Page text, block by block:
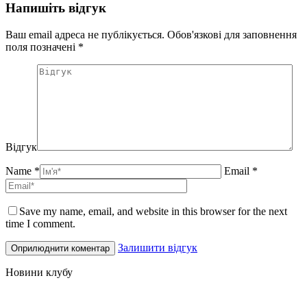
Напишіть відгук
Ваш email адреса не публікується. Обов'язкові для заповнення
поля позначені *
Відгук
Name * Email *
Save my name, email, and website in this browser for the next
time I comment.
Залишити відгук
Новини клубу